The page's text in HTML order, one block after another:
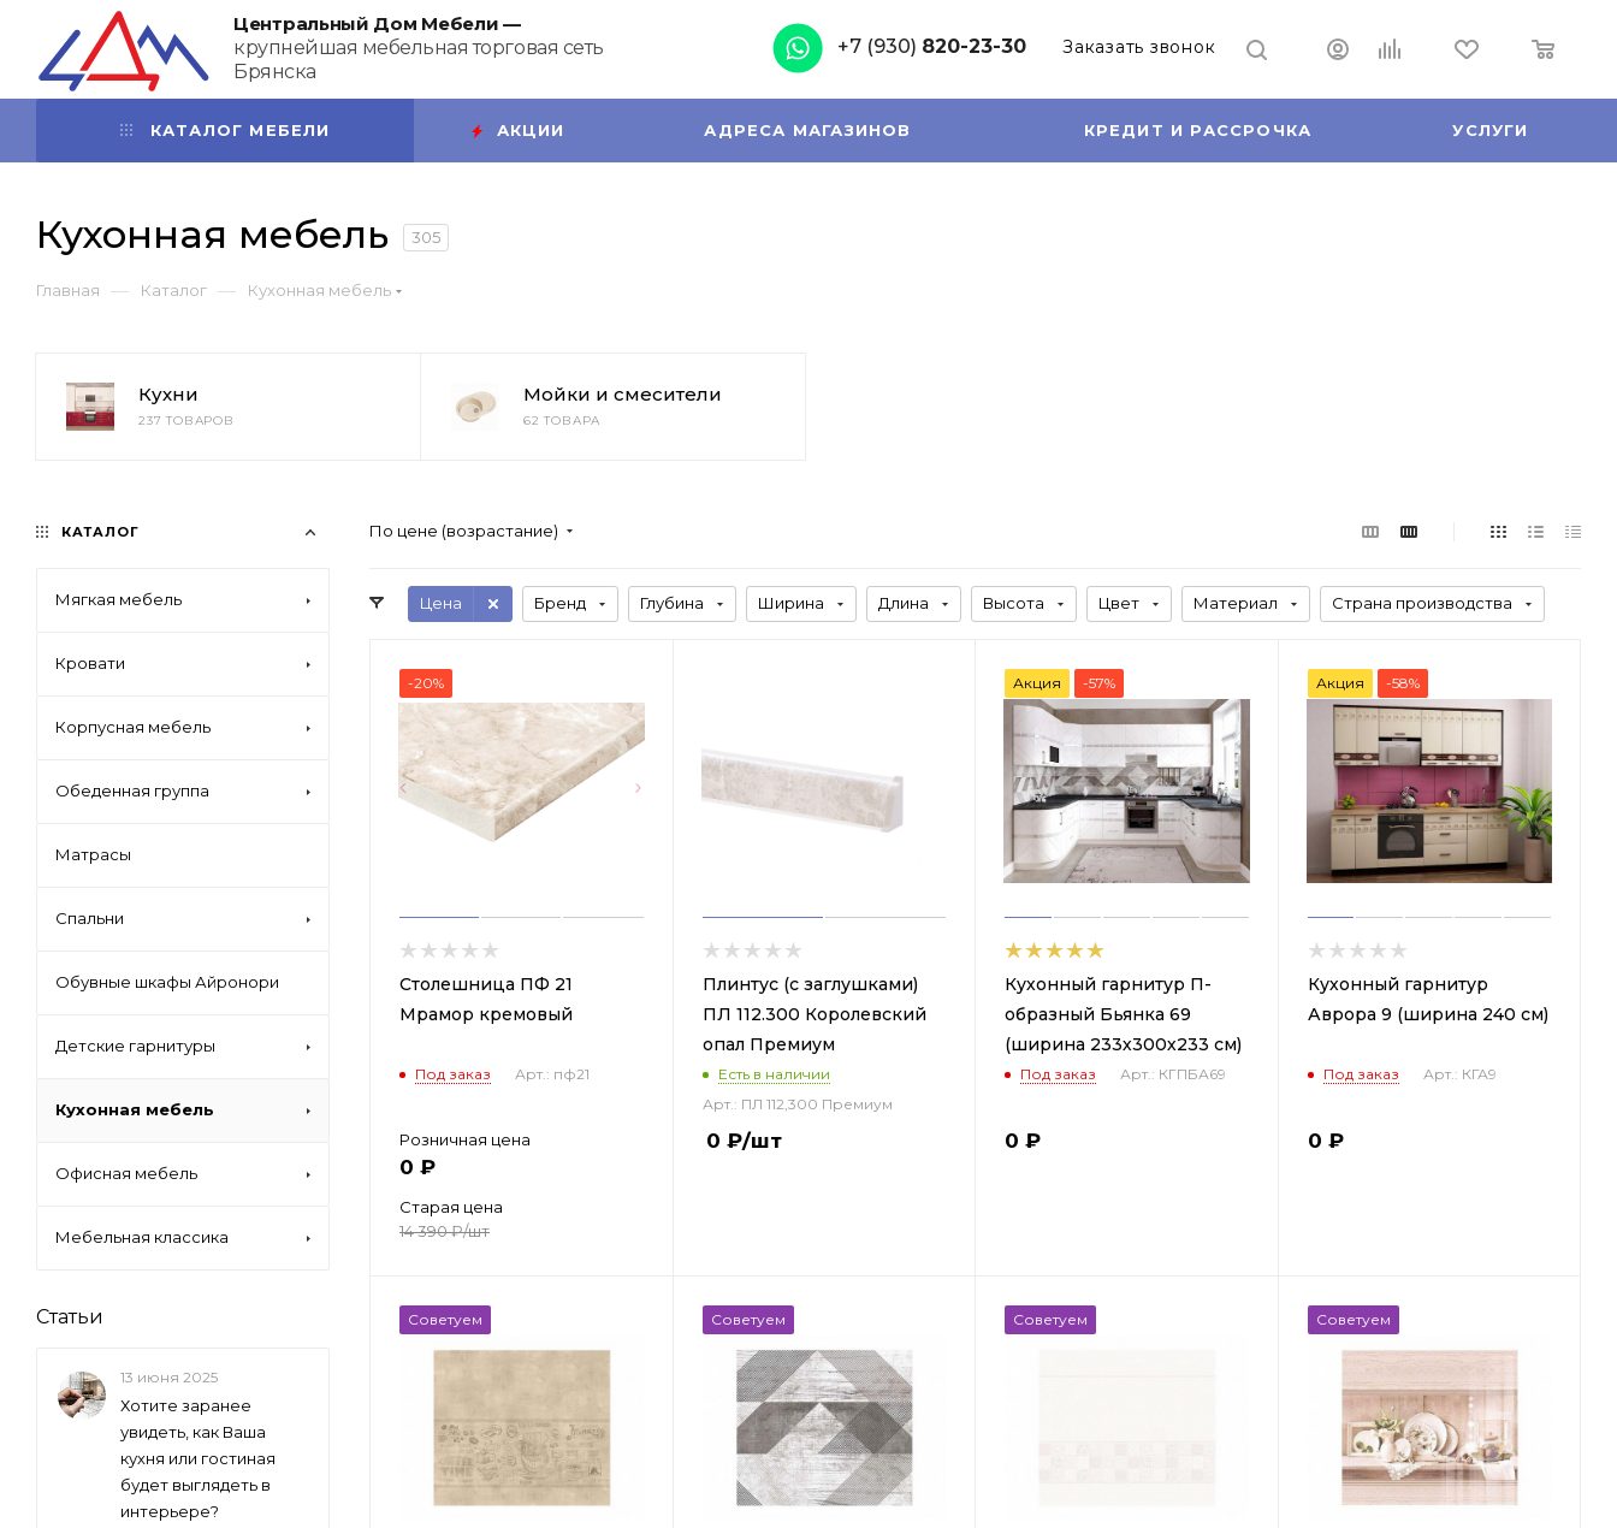
Центральный Дом Мебели —
крупнейшая мебельная торговая сеть
Брянска
+7 (930) 820-23-30 Заказать звонок
КАТАЛОГ МЕБЕЛИ АКЦИИ АДРЕСА МАГАЗИНОВ КРЕДИТ И РАССРОЧКА УСЛУГИ
Кухонная мебель 305
Главная — Каталог — Кухонная мебель
Кухни
237 ТОВАРОВ
Мойки и смесители
62 ТОВАРА
По цене (возрастание)
Цена Бренд Глубина Ширина Длина Высота Цвет Материал Страна производства
-20%
Столешница ПФ 21
Мрамор кремовый
Под заказ Арт.: пф21
Розничная цена
0 ₽
Старая цена
14 390₽/шт
Плинтус (с заглушками)
ПЛ 112.300 Королевский
опал Премиум
Есть в наличии
Арт.: ПЛ 112,300 Премиум
0 ₽/шт
Акция -57%
Кухонный гарнитур П-
образный Бьянка 69
(ширина 233х300х233 см)
Под заказ Арт.: КГПБА69
0 ₽
Акция -58%
Кухонный гарнитур
Аврора 9 (ширина 240 см)
Под заказ Арт.: КГА9
0 ₽
Советуем Советуем Советуем Советуем
КАТАЛОГ
Мягкая мебель
Кровати
Корпусная мебель
Обеденная группа
Матрасы
Спальни
Обувные шкафы Айронори
Детские гарнитуры
Кухонная мебель
Офисная мебель
Мебельная классика
Статьи
13 июня 2025
Хотите заранее
увидеть, как Ваша
кухня или гостиная
будет выглядеть в
интерьере?